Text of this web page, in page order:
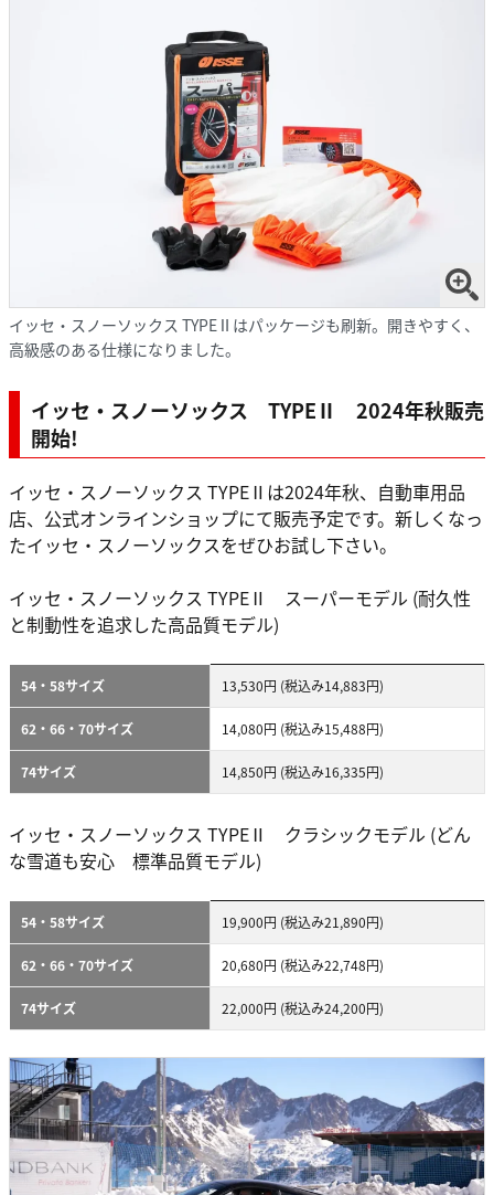
イッセ・スノーソックス TYPEⅡはパッケージも刷新。開きやすく、
高級感のある仕様になりました。
イッセ・スノーソックス TYPEⅡ 2024年秋販売
開始!
イッセ・スノーソックス TYPEⅡは2024年秋、自動車用品
店、公式オンラインショップにて販売予定です。新しくなっ
たイッセ・スノーソックスをぜひお試し下さい。
イッセ・スノーソックス TYPEⅡ スーパーモデル (耐久性
と制動性を追求した高品質モデル)
54・58サイズ 13,530円 (税込み14,883円)
62・66・70サイズ 14,080円 (税込み15,488円)
74サイズ 14,850円 (税込み16,335円)
イッセ・スノーソックス TYPEⅡ クラシックモデル (どん
な雪道も安心 標準品質モデル)
54・58サイズ 19,900円 (税込み21,890円)
62・66・70サイズ 20,680円 (税込み22,748円)
74サイズ 22,000円 (税込み24,200円)